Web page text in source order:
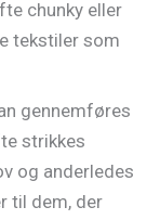
chunky eller
tekstiler som
gennemføres
strikkes
og anderledes
til dem, der